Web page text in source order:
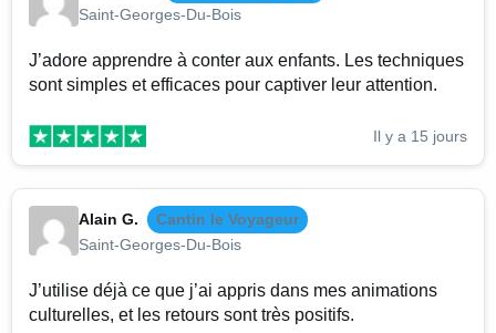
Saint-Georges-Du-Bois
J’adore apprendre à conter aux enfants. Les techniques
sont simples et efficaces pour captiver leur attention.
Il y a 15 jours
Alain G.
Cantin le Voyageur
Saint-Georges-Du-Bois
J’utilise déjà ce que j’ai appris dans mes animations
culturelles, et les retours sont très positifs.